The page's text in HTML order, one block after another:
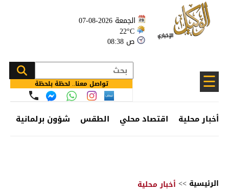
الجمعة 2026-08-07
22°C
08:38 ص
☰ تواصل معنا.. لحظة بلحظة
أخبار محلية اقتصاد محلي الطقس شؤون برلمانية
الرئيسية >> أخبار محلية